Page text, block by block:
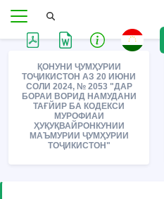
ҚОНУНИ ҶУМҲУРИИ
ТОҶИКИСТОН АЗ 20 ИЮНИ
СОЛИ 2024, № 2053 "ДАР
БОРАИ ВОРИД НАМУДАНИ
ТАҒЙИР БА КОДЕКСИ
МУРОФИАИ
ҲУҚУҚВАЙРОНКУНИИ
МАЪМУРИИ ҶУМҲУРИИ
ТОҶИКИСТОН"